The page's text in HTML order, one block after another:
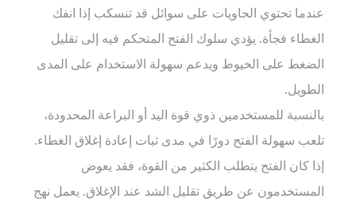
عندما تحتوي الحاويات على سوائل قد تنسكب إذا انفك
الغطاء فجأة. يؤدي سلوك الفتح المتحكم فيه إلى تقليل
الضغط على الخيوط ويدعم سهولة الاستخدام على المدى
الطويل.
بالنسبة للمستخدمين ذوي قوة اليد أو البراعة المحدودة،
تلعب سهولة الفتح دورًا في مدى ثبات إعادة إغلاق الغطاء.
إذا كان الفتح يتطلب الكثير من القوة، فقد يعوض
المستخدمون عن طريق تقليل الشد عند الإغلاق. يعمل نهج